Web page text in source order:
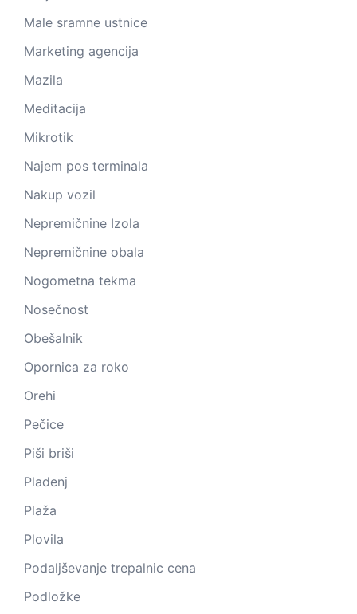
Male sramne ustnice
Marketing agencija
Mazila
Meditacija
Mikrotik
Najem pos terminala
Nakup vozil
Nepremičnine Izola
Nepremičnine obala
Nogometna tekma
Nosečnost
Obešalnik
Opornica za roko
Orehi
Pečice
Piši briši
Pladenj
Plaža
Plovila
Podaljševanje trepalnic cena
Podložke